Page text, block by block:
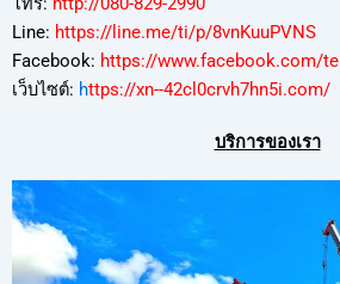
Line: https://line.me/ti/p/8vnKuuPVNS
Facebook: https://www.facebook.com/
เว็บไซต์: https://xn--42cl0crvh7hn5i.com/
บริการของเรา